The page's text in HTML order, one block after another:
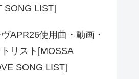
SONG LIST]
APR26使用曲・動画・
リスト[MOSSA
SONG LIST]